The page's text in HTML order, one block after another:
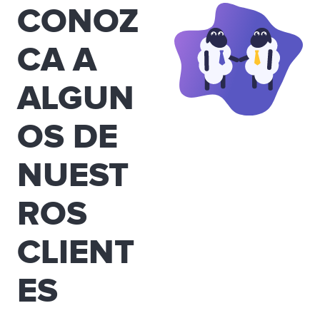
CONOZ
CA A
ALGUN
OS DE
NUEST
ROS
CLIENT
ES